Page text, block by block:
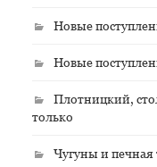
Новые
Новые
Плотницкий,
только
Чугуны и печная